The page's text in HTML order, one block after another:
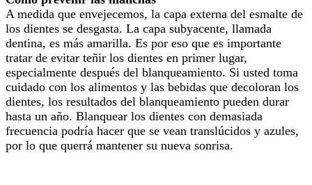
A medida que envejecemos, la capa externa del esmalte de
los dientes se desgasta. La capa subyacente, llamada
dentina, es más amarilla. Es por eso que es importante
tratar de evitar teñir los dientes en primer lugar,
especialmente después del blanqueamiento. Si usted toma
cuidado con los alimentos y las bebidas que decoloran los
dientes, los resultados del blanqueamiento pueden durar
hasta un año. Blanquear los dientes con demasiada
frecuencia podría hacer que se vean translúcidos y azules,
por lo que querrá mantener su nueva sonrisa.